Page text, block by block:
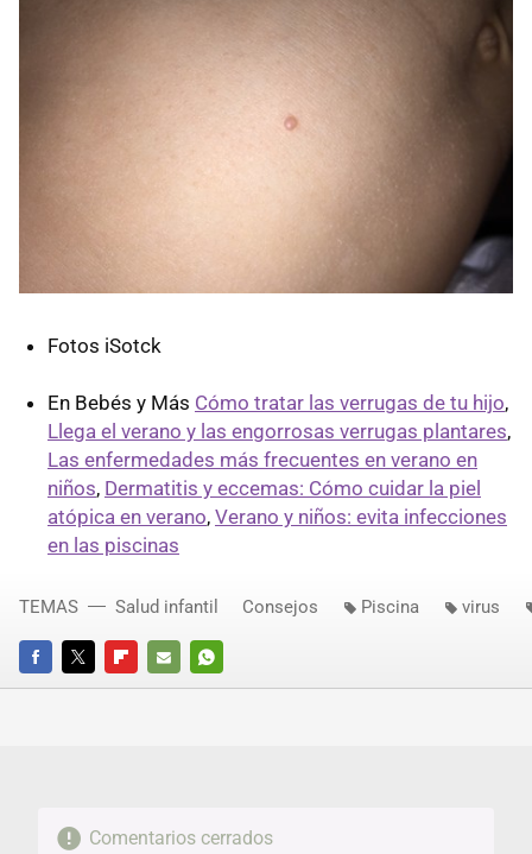
Fotos iSotck
En Bebés y Más Cómo tratar las verrugas de tu hijo,
Llega el verano y las engorrosas verrugas plantares,
Las enfermedades más frecuentes en verano en
niños, Dermatitis y eccemas: Cómo cuidar la piel
atópica en verano, Verano y niños: evita infecciones
en las piscinas
FACEBOOKTWITTERFLIPBOARD
E-
WHATSAPP
TEMAS Salud infantil Consejos Piscina virus
Comentarios cerrados